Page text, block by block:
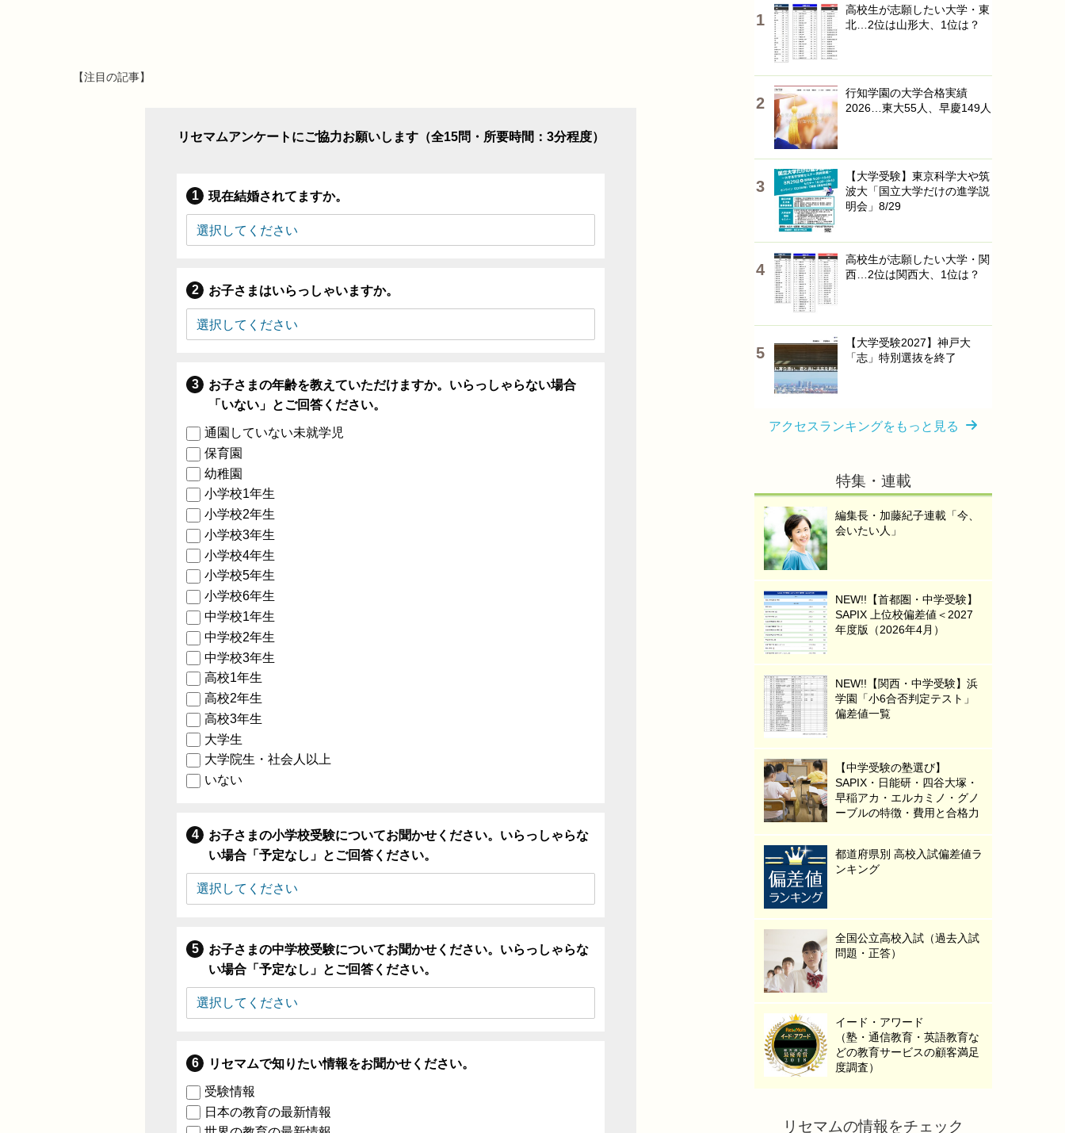
【注目の記事】
リセマムアンケートにご協力お願いします（全15問・所要時間：3分程度）
現在結婚されてますか。
お子さまはいらっしゃいますか。
お子さまの年齢を教えていただけますか。いらっしゃらない場合
「いない」とご回答ください。
通園していない未就学児
保育園
幼稚園
小学校1年生
小学校2年生
小学校3年生
小学校4年生
小学校5年生
小学校6年生
中学校1年生
中学校2年生
中学校3年生
高校1年生
高校2年生
高校3年生
大学生
大学院生・社会人以上
いない
お子さまの小学校受験についてお聞かせください。いらっしゃらな
い場合「予定なし」とご回答ください。
お子さまの中学校受験についてお聞かせください。いらっしゃらな
い場合「予定なし」とご回答ください。
リセマムで知りたい情報をお聞かせください。
受験情報
日本の教育の最新情報
高校生が志願したい大学・東
北…2位は山形大、1位は？
行知学園の大学合格実績
2026…東大55人、早慶149人
【大学受験】東京科学大や筑
波大「国立大学だけの進学説
明会」8/29
高校生が志願したい大学・関
西…2位は関西大、1位は？
【大学受験2027】神戸大
「志」特別選抜を終了
アクセスランキングをもっと見る
特集・連載
編集長・加藤紀子連載「今、
会いたい人」
NEW!!【首都圏・中学受験】
SAPIX 上位校偏差値＜2027
年度版（2026年4月）
NEW!!【関西・中学受験】浜
学園「小6合否判定テスト」
偏差値一覧
【中学受験の塾選び】
SAPIX・日能研・四谷大塚・
早稲アカ・エルカミノ・グノ
ーブルの特徴・費用と合格力
都道府県別 高校入試偏差値ラ
ンキング
全国公立高校入試（過去入試
問題・正答）
イード・アワード
（塾・通信教育・英語教育な
どの教育サービスの顧客満足
度調査）
リセマムの情報をチェック